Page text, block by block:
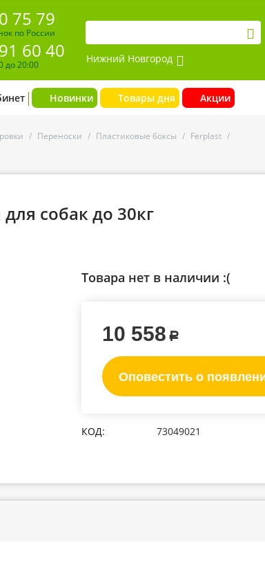
75 79
по России
60 40
до 20:00 Нижний Новгород
Новинки Товары дня Акции
/ Переноски / Пластиковые боксы / Ferplast /
для собак до 30кг
Товара нет в наличии :(
10 558 Р
Оповестить о
КОД: 73049021